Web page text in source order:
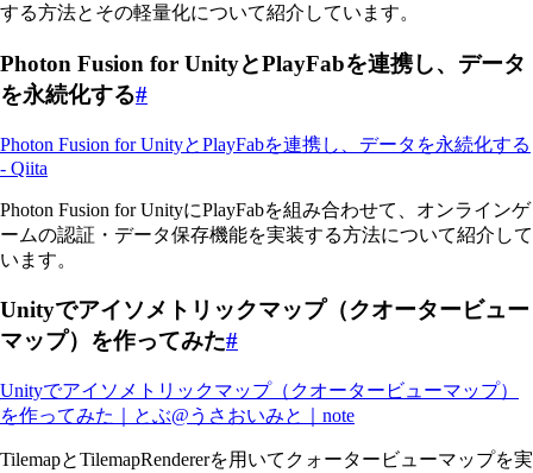
する方法とその軽量化について紹介しています。
Photon Fusion for UnityとPlayFabを連携し、データ
を永続化する#
Photon Fusion for UnityとPlayFabを連携し、データを永続化する
- Qiita
Photon Fusion for UnityにPlayFabを組み合わせて、オンラインゲ
ームの認証・データ保存機能を実装する方法について紹介して
います。
Unityでアイソメトリックマップ（クオータービュー
マップ）を作ってみた#
Unityでアイソメトリックマップ（クオータービューマップ）
を作ってみた｜とぶ@うさおいみと｜note
TilemapとTilemapRendererを用いてクォータービューマップを実